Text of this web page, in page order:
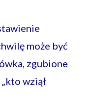
może być
zgubione
wziął